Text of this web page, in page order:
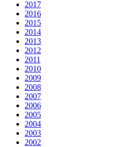
2017
2016
2015
2014
2013
2012
2011
2010
2009
2008
2007
2006
2005
2004
2003
2002